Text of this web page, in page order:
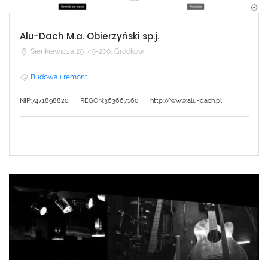
Alu-Dach M.a. Obierzyński sp.j.
Sienkiewicza 29, 49-200, Grodków
Budowa i remont
NIP:7471898820 REGON:363667160 http://www.alu-dach.pl